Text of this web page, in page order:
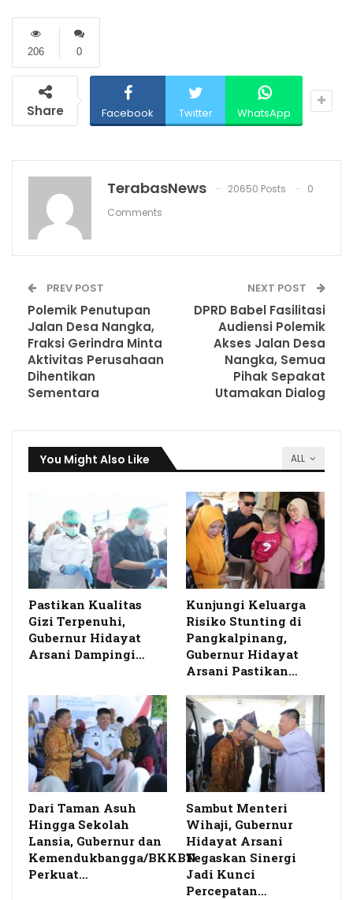
0
206
Share Facebook Twitter WhatsApp
TerabasNews 20650 Posts
0
Comments
PREV POST
Polemik Penutupan
Jalan Desa Nangka,
Fraksi Gerindra Minta
Aktivitas Perusahaan
Dihentikan
Sementara
NEXT POST
DPRD Babel Fasilitasi
Audiensi Polemik
Akses Jalan Desa
Nangka, Semua
Pihak Sepakat
Utamakan Dialog
ALL
You Might Also Like
Pastikan Kualitas
Gizi Terpenuhi,
Gubernur Hidayat
Arsani Dampingi…
Kunjungi Keluarga
Risiko Stunting di
Pangkalpinang,
Gubernur Hidayat
Arsani Pastikan…
Dari Taman Asuh
Hingga Sekolah
Lansia, Gubernur dan
Kemendukbangga/BKKBN
Perkuat…
Sambut Menteri
Wihaji, Gubernur
Hidayat Arsani
Tegaskan Sinergi
Jadi Kunci
Percepatan…